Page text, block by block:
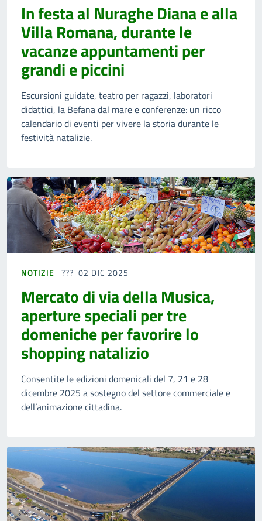
In festa al Nuraghe Diana e alla
Villa Romana, durante le
vacanze appuntamenti per
grandi e piccini
Escursioni guidate, teatro per ragazzi, laboratori
didattici, la Befana dal mare e conferenze: un ricco
calendario di eventi per vivere la storia durante le
festività natalizie.
NOTIZIE 02 DIC 2025
Mercato di via della Musica,
aperture speciali per tre
domeniche per favorire lo
shopping natalizio
Consentite le edizioni domenicali del 7, 21 e 28
dicembre 2025 a sostegno del settore commerciale e
dell’animazione cittadina.